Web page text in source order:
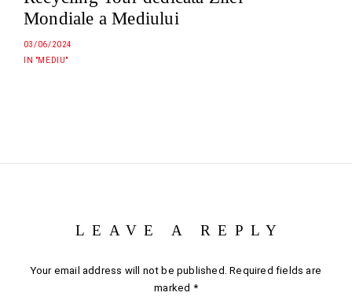
Mondiale a Mediului
03/06/2024
IN "MEDIU"
LEAVE A REPLY
Your email address will not be published. Required fields are
marked *